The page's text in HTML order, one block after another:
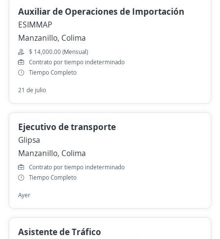
Auxiliar de Operaciones de Importación
ESIMMAP
Manzanillo, Colima
$ 14,000.00 (Mensual)
Contrato por tiempo indeterminado
Tiempo Completo
21 de julio
Ejecutivo de transporte
Glipsa
Manzanillo, Colima
Contrato por tiempo indeterminado
Tiempo Completo
Ayer
Asistente de Tráfico